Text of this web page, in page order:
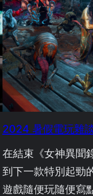
2024 暑假電玩雜
在結束《女神異聞
到下一款特別起勁
遊戲隨便玩隨便寫